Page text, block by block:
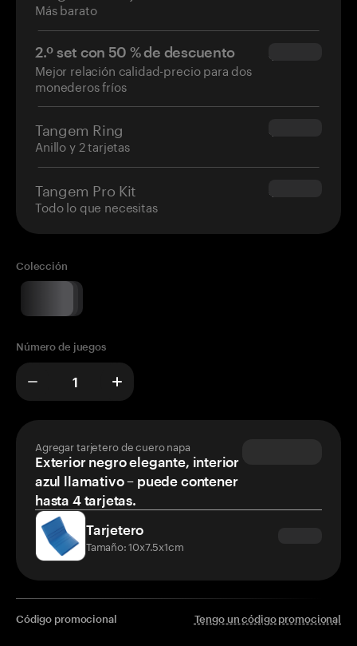
Más barato
2.º set con 50 % de descuento
Mejor relación calidad-precio para dos
monederos fríos
$34.95
Tangem Ring
Anillo y 2 tarjetas
$160.00
Tangem Pro Kit
Todo lo que necesitas
$180.00
Colección
Número de juegos
Agregar tarjetero de cuero napa
Exterior negro elegante, interior
azul llamativo – puede contener
hasta 4 tarjetas.
Tarjetero
Tamaño: 10x7.5x1cm
Código promocional Tengo un código promocional